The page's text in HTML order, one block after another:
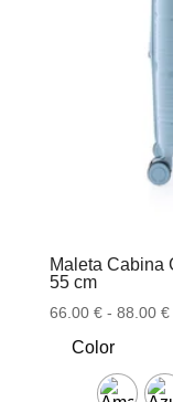
Maleta Cabina
55 cm
66.00 € - 88.00 €
Color